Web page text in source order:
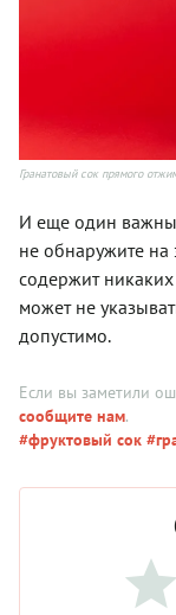
Гранатовый сок прямого
И еще один
не обнаружите на
содержит
может не
допустимо.
Если вы заметили
сообщите нам.
#фруктовый сок